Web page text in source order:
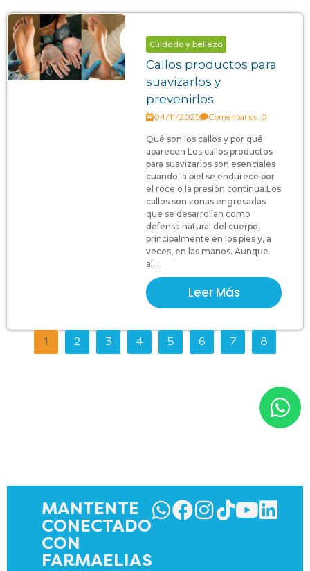
Cuidado y belleza
Callos productos para
suavizarlos y
prevenirlos
04/11/2025 Comentarios: 0
Qué son los callos y por qué
aparecen Los callos productos
para suavizarlos son esenciales
cuando la piel se endurece por
el roce o la presión continua.Los
callos son zonas engrosadas
que se desarrollan como
defensa natural del cuerpo,
principalmente en los pies y, a
veces, en las manos. Aunque
al...
Leer Más
1 2 3 4 5 6 7 8
MANTENTE
CONECTADO
CON
FARMAELIAS